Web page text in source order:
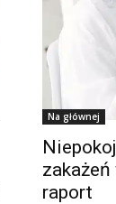
Na głównej
raport